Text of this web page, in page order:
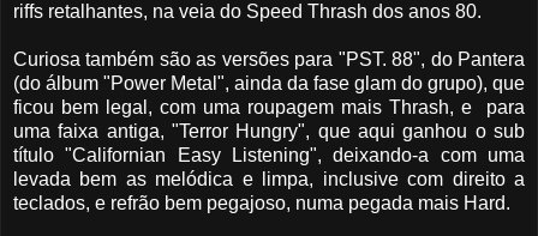
riffs retalhantes, na veia do Speed Thrash dos anos 80.
Curiosa também são as versões para "PST. 88", do Pantera
(do álbum "Power Metal", ainda da fase glam do grupo), que
ficou bem legal, com uma roupagem mais Thrash, e para
uma faixa antiga, "Terror Hungry", que aqui ganhou o sub
título "Californian Easy Listening", deixando-a com uma
levada bem as melódica e limpa, inclusive com direito a
teclados, e refrão bem pegajoso, numa pegada mais Hard.